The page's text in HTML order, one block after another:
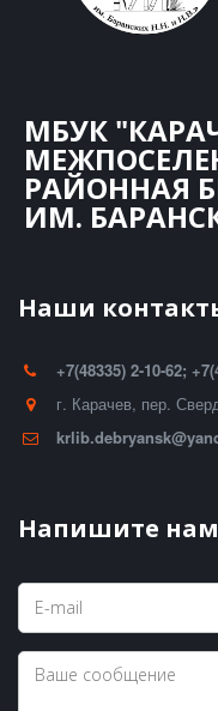
МБУК
РАЙОННАЯ
ИМ.
Наши
+7(48335) 2-10-62;
г. Карачев, пер.
Напишите нам